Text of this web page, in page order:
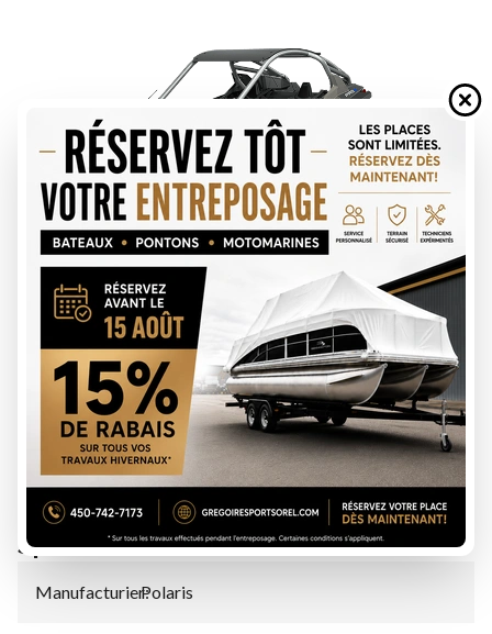
DEMANDE DE FINANCEMENT
ÉVALUATION DE VOTRE ÉCHANGE
Spécifications
Manufacturier:
Polaris